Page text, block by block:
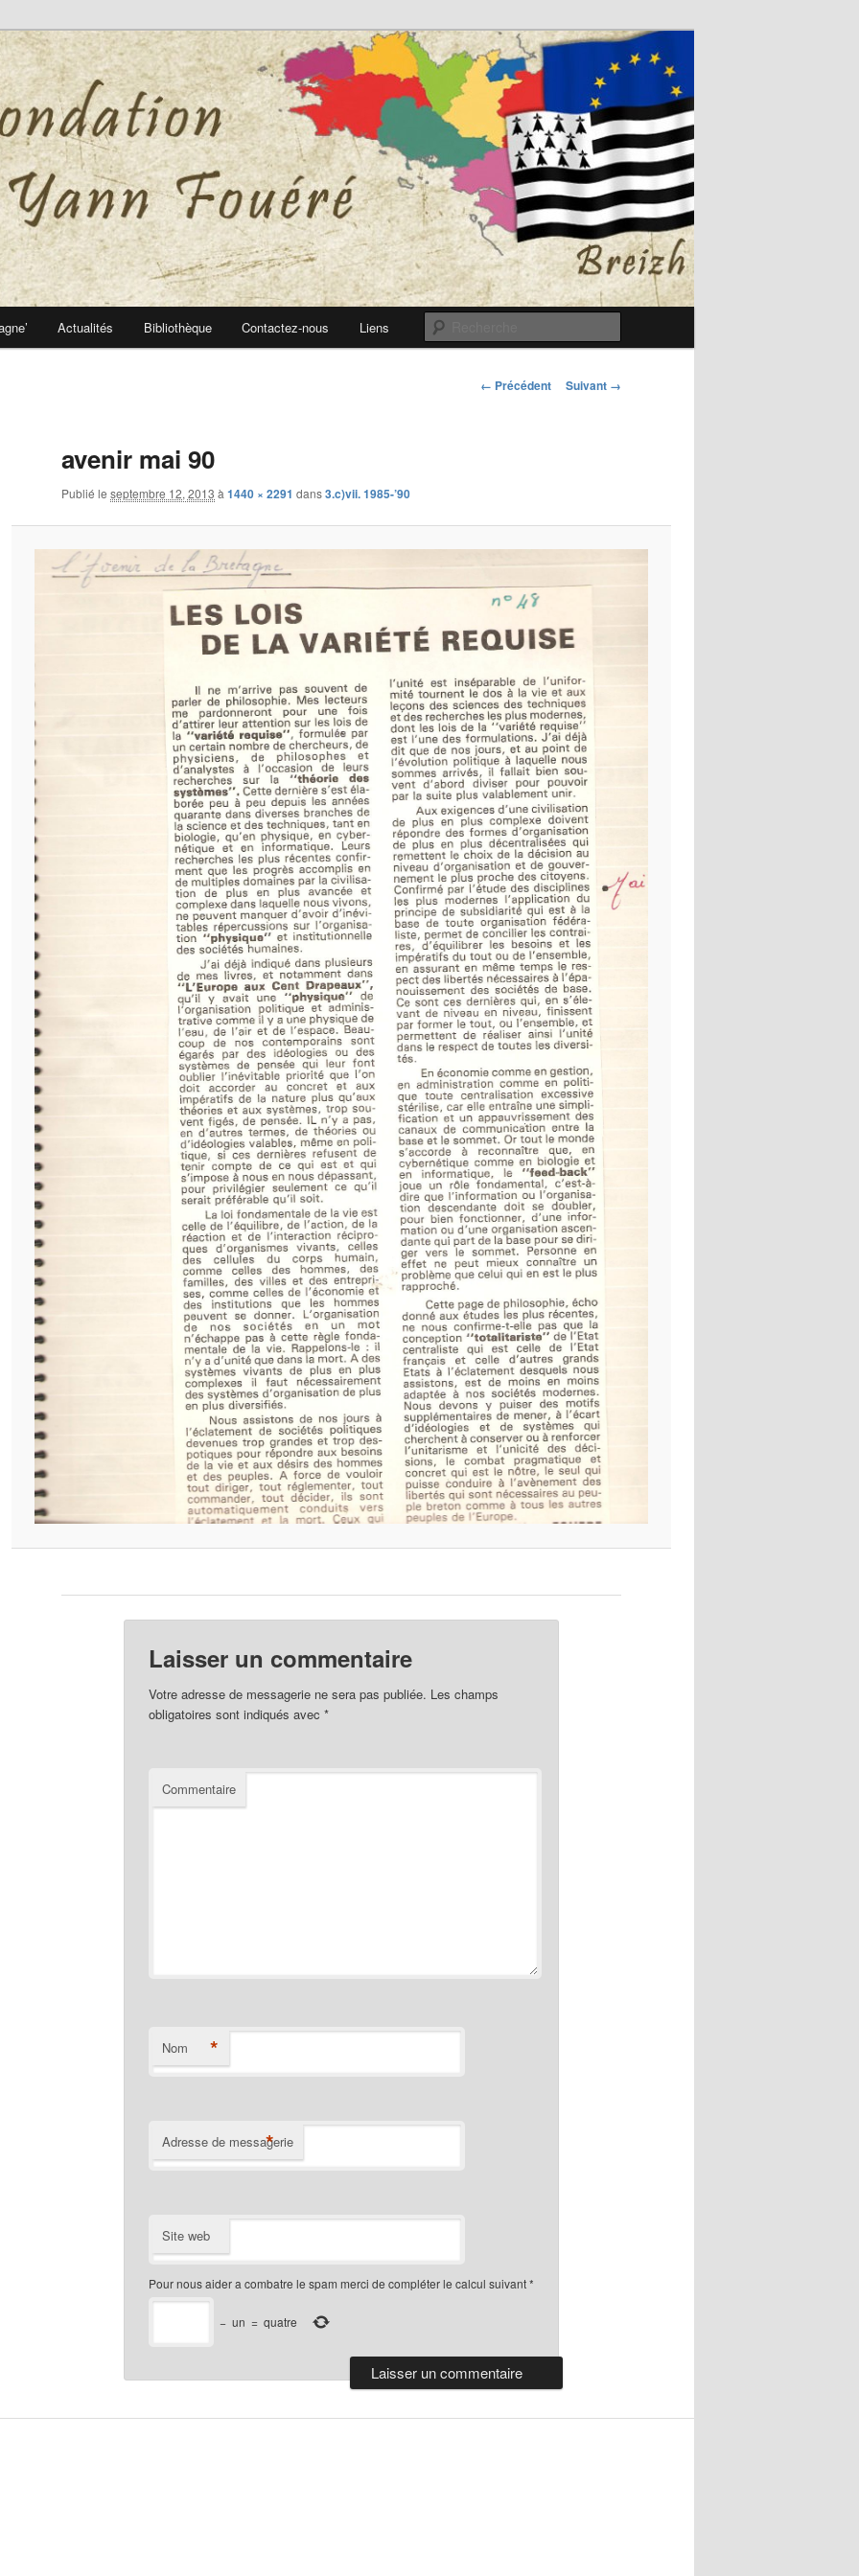
Fouéré
Fouéré
Actualités Bibliothèque Contactez-nous Liens
Navigation
← Précédent Suivant →
avenir mai 90
Publié le septembre 12, 2013 à 1440 × 2291 dans3.c)vii. 1985-’90
Laisser un commentaire
Votre adresse de messagerie ne sera pas publiée. Les champs
obligatoires sont indiqués avec *
Commentaire
Nom *
Adresse de messagerie
*
Site web
Pour nous aider a combatre le spam merci de compléter le calcul suivant*
− un = quatre